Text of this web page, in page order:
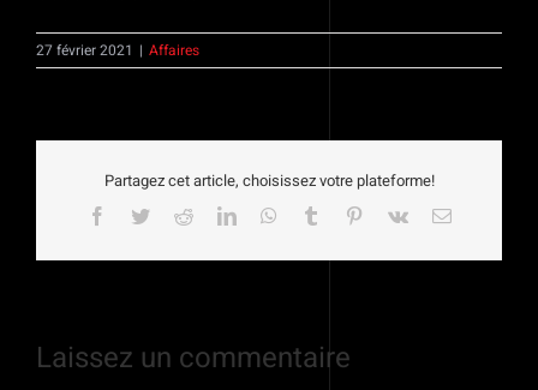
27 février 2021 | Affaires
Partagez cet article, choisissez votre plateforme!
Facebook
TwitterRedditLinkedInWhatsApp
Tumblr Pinterest
Vk Email
Laissez un commentaire